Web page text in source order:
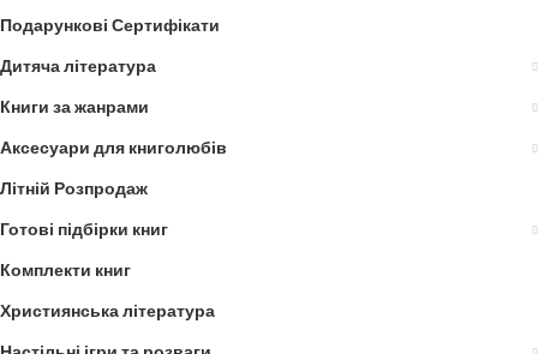
Подарункові Сертифікати
Дитяча література
Книги за жанрами
Аксесуари для книголюбів
Літній Розпродаж
Готові підбірки книг
Комплекти книг
Християнська література